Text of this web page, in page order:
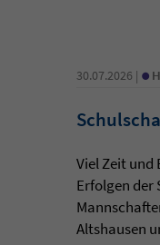
30.07.2026 | •
Viel Zeit und
Erfolgen der
Altshausen